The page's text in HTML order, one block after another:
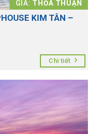
GIÁ: THỎA THUẬN
KIM TÂN –
Chi tiết